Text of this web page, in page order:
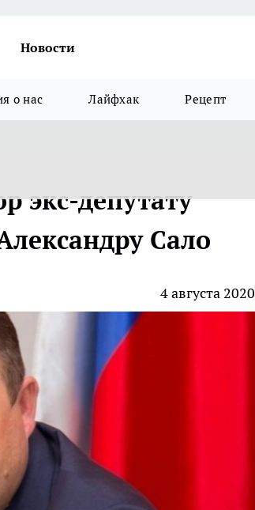
Новости
о нас Лайфхак Рецепт
экс-депутату
Сало
4 августа 2020